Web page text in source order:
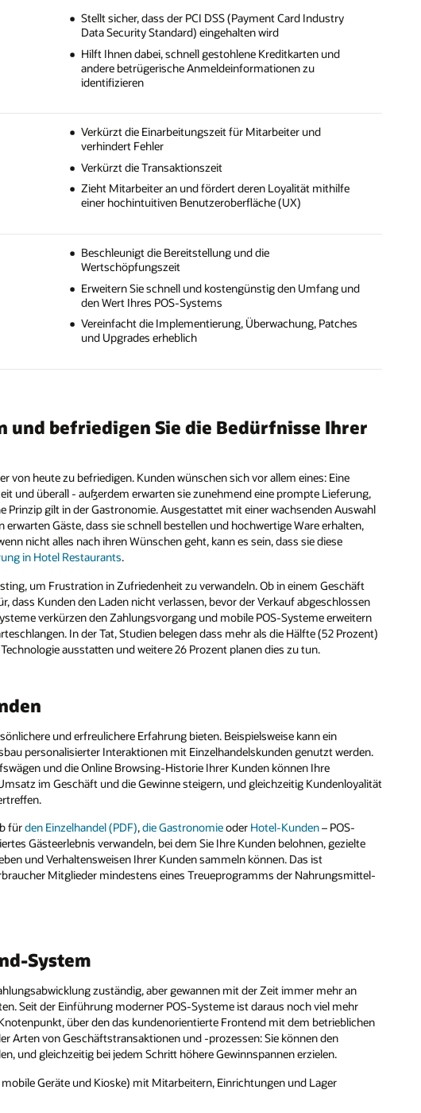
Stellt sicher, dass der PCI DSS (Payment Card Industry
Data Security Standard) eingehalten wird
Hilft Ihnen dabei, schnell gestohlene Kreditkarten und
andere betrügerische Anmeldeinformationen zu
identifizieren
Verkürzt die Einarbeitungszeit für Mitarbeiter und
verhindert Fehler
Verkürzt die Transaktionszeit
Zieht Mitarbeiter an und fördert deren Loyalität mithilfe
einer hochintuitiven Benutzeroberfläche (UX)
Beschleunigt die Bereitstellung und die
Wertschöpfungszeit
Erweitern Sie schnell und kostengünstig den Umfang und
den Wert Ihres POS-Systems
Vereinfacht die Implementierung, Überwachung, Patches
und Upgrades erheblich
und befriedigen Sie die Bedürfnisse Ihrer
von heute zu befriedigen. Kunden wünschen sich vor allem eines: Eine
und überall - außerdem erwarten sie zunehmend eine prompte Lieferung,
Prinzip gilt in der Gastronomie. Ausgestattet mit einer wachsenden Auswahl
Gäste, dass sie schnell bestellen und hochwertige Ware erhalten,
nicht alles nach ihren Wünschen geht, kann es sein, dass sie diese
in Hotel Restaurants.
um Frustration in Zufriedenheit zu verwandeln. Ob in einem Geschäft
dass Kunden den Laden nicht verlassen, bevor der Verkauf abgeschlossen
verkürzen den Zahlungsvorgang und mobile POS-Systeme erweitern
In der Tat, Studien belegen dass mehr als die Hälfte (52 Prozent)
ausstatten und weitere 26 Prozent planen dies zu tun.
und erfreulichere Erfahrung bieten. Beispielsweise kann ein
personalisierter Interaktionen mit Einzelhandelskunden genutzt werden.
und die Online Browsing-Historie Ihrer Kunden können Ihre
im Geschäft und die Gewinne steigern, und gleichzeitig Kundenloyalität
fürden Einzelhandel (PDF),die Gastronomieoder Hotel-Kunden– POS-
Gästeerlebnis verwandeln, bei dem Sie Ihre Kunden belohnen, gezielte
und Verhaltensweisen Ihrer Kunden sammeln können. Das ist
Mitglieder mindestens eines Treueprogramms der Nahrungsmittel-
System
zuständig, aber gewannen mit der Zeit immer mehr an
Seit der Einführung moderner POS-Systeme ist daraus noch viel mehr
über den das kundenorientierte Frontend mit dem betrieblichen
Arten von Geschäftstransaktionen und -prozessen: Sie können den
und gleichzeitig bei jedem Schritt höhere Gewinnspannen erzielen.
Geräte und Kioske) mit Mitarbeitern, Einrichtungen und Lager